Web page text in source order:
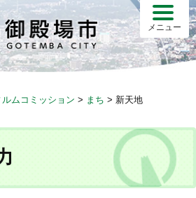
メニュー
ルムコミッション > まち > 新天地